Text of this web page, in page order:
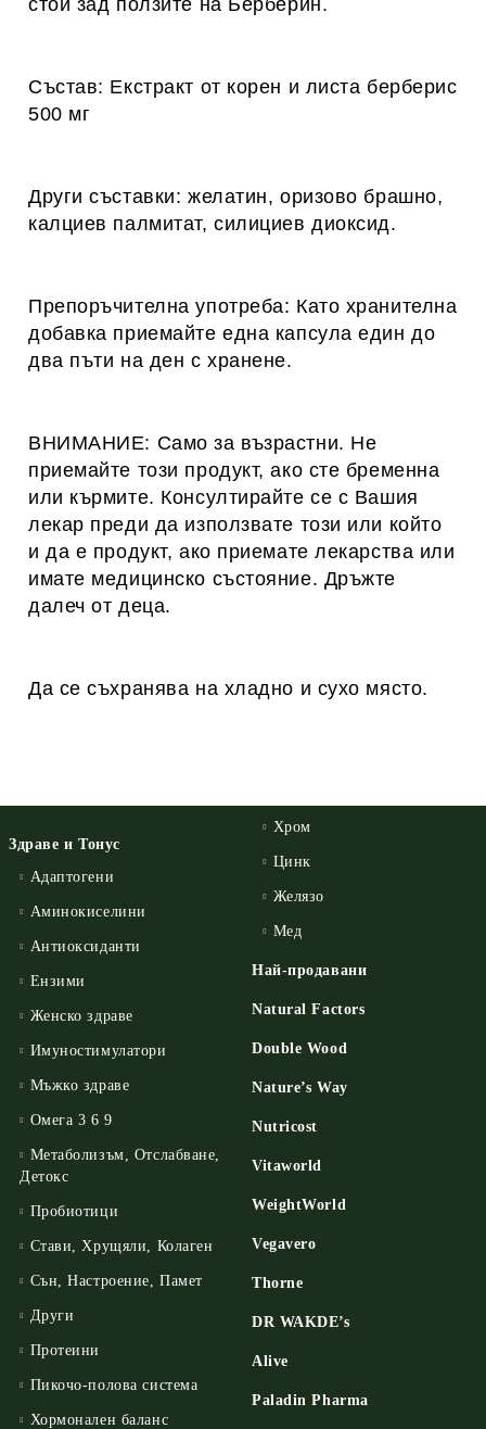
стои зад ползите на Берберин.
Състав: Екстракт от корен и листа берберис
500 мг
Други съставки: желатин, оризово брашно,
калциев палмитат, силициев диоксид.
Препоръчителна употреба: Като хранителна
добавка приемайте една капсула един до
два пъти на ден с хранене.
ВНИМАНИЕ: Само за възрастни. Не
приемайте този продукт, ако сте бременна
или кърмите. Консултирайте се с Вашия
лекар преди да използвате този или който
и да е продукт, ако приемате лекарства или
имате медицинско състояние. Дръжте
далеч от деца.
Да се съхранява на хладно и сухо място.
Здраве и Тонус
Адаптогени
Аминокиселини
Антиоксиданти
Ензими
Женско здраве
Имуностимулатори
Мъжко здраве
Омега 3 6 9
Метаболизъм, Отслабване,
Детокс
Пробиотици
Стави, Хрущяли, Колаген
Сън, Настроение, Памет
Други
Протеини
Пикочо-полова система
Хормонален баланс
Хром
Цинк
Желязо
Мед
Най-продавани
Natural Factors
Double Wood
Nature’s Way
Nutricost
Vitaworld
WeightWorld
Vegavero
Thorne
DR WAKDE’s
Alive
Paladin Pharma